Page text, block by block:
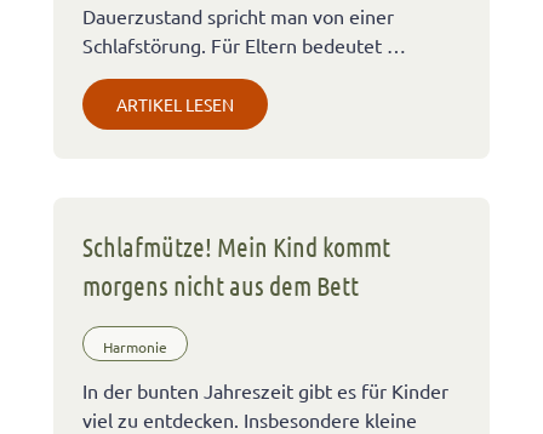
Dauerzustand spricht man von einer
Schlafstörung. Für Eltern bedeutet …
ARTIKEL LESEN
Schlafmütze! Mein Kind kommt
morgens nicht aus dem Bett
Harmonie
In der bunten Jahreszeit gibt es für Kinder
viel zu entdecken. Insbesondere kleine